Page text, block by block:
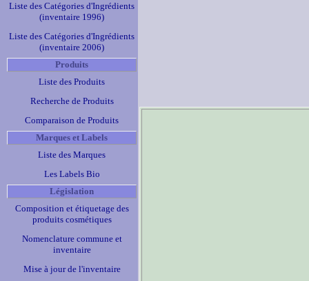
Liste des Catégories d'Ingrédients
(inventaire 1996)
Liste des Catégories d'Ingrédients
(inventaire 2006)
Produits
Liste des Produits
Recherche de Produits
Comparaison de Produits
Marques et Labels
Liste des Marques
Les Labels Bio
Législation
Composition et étiquetage des
produits cosmétiques
Nomenclature commune et
inventaire
Mise à jour de l'inventaire